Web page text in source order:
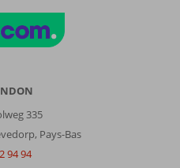
335
Pays-Bas
94 94